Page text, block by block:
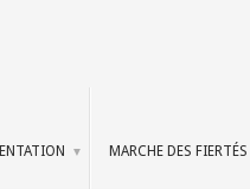
MARCHE DES FIERTÉS